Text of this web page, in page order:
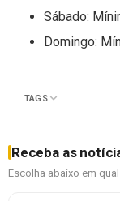
Sábado:
Domingo:
TAGS
Receba as
Escolha abaixo em